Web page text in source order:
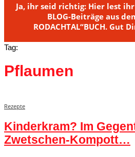
Ja, ihr seid richtig: Hier lest
BLOG-Beiträge aus
RODACHTAL“BUCH. Gut
Tag:
Pflaumen
Rezepte
Kinderkram? Im
Zwetschen-Kompott…